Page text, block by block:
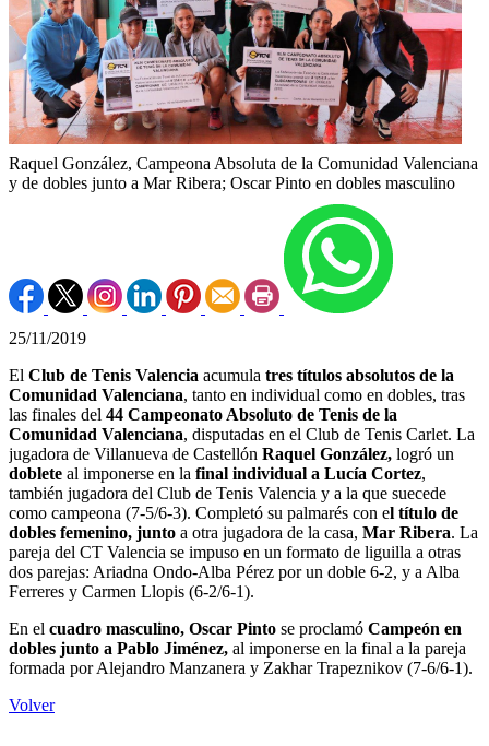
Raquel González, Campeona Absoluta de la Comunidad Valenciana
y de dobles junto a Mar Ribera; Oscar Pinto en dobles masculino
25/11/2019
El Club de Tenis Valencia acumula tres títulos absolutos de la
Comunidad Valenciana, tanto en individual como en dobles, tras
las finales del 44 Campeonato Absoluto de Tenis de la
Comunidad Valenciana, disputadas en el Club de Tenis Carlet. La
jugadora de Villanueva de Castellón Raquel González, logró un
doblete al imponerse en la final individual a Lucía Cortez,
también jugadora del Club de Tenis Valencia y a la que suecede
como campeona (7-5/6-3). Completó su palmarés con el título de
dobles femenino, junto a otra jugadora de la casa, Mar Ribera. La
pareja del CT Valencia se impuso en un formato de liguilla a otras
dos parejas: Ariadna Ondo-Alba Pérez por un doble 6-2, y a Alba
Ferreres y Carmen Llopis (6-2/6-1).
En el cuadro masculino, Oscar Pinto se proclamó Campeón en
dobles junto a Pablo Jiménez, al imponerse en la final a la pareja
formada por Alejandro Manzanera y Zakhar Trapeznikov (7-6/6-1).
Volver